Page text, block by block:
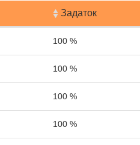
Задаток
100 %
100 %
100 %
100 %